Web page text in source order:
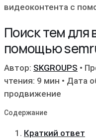
видеоконтента с
Поиск тем для
помощью
Автор: SKGROUPS •
чтения: 9 мин • Дата
продвижение
Содержание
Краткий ответ